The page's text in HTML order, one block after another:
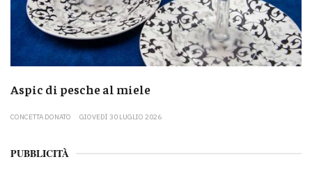
Aspic di pesche al miele
CONCETTA DONATO GIOVEDÌ 30 LUGLIO 2026
PUBBLICITÀ